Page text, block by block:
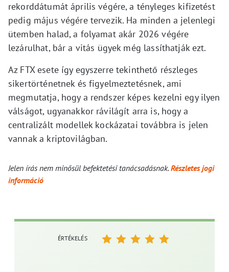
rekorddátumát április végére, a tényleges kifizetést
pedig május végére tervezik. Ha minden a jelenlegi
ütemben halad, a folyamat akár 2026 végére
lezárulhat, bár a vitás ügyek még lassíthatják ezt.
Az FTX esete így egyszerre tekinthető részleges
sikertörténetnek és figyelmeztetésnek, ami
megmutatja, hogy a rendszer képes kezelni egy ilyen
válságot, ugyanakkor rávilágít arra is, hogy a
centralizált modellek kockázatai továbbra is jelen
vannak a kriptovilágban.
Jelen írás nem minősül befektetési tanácsadásnak.Részletes jogi
információ
ÉRTÉKELÉS